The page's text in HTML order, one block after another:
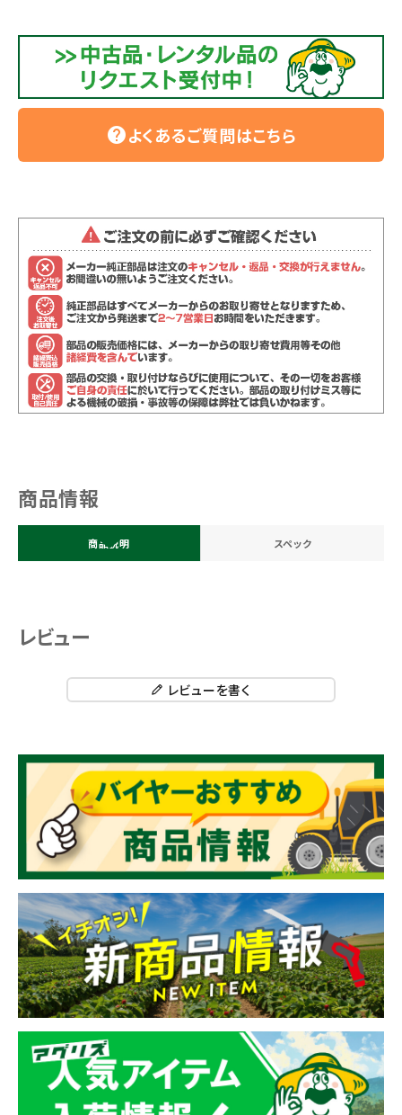
FAXでのご注文
0739-72-453224時間受付
helpよくあるご質問はこちら
商品情報
商品説明 スペック
レビュー
レビューを書く